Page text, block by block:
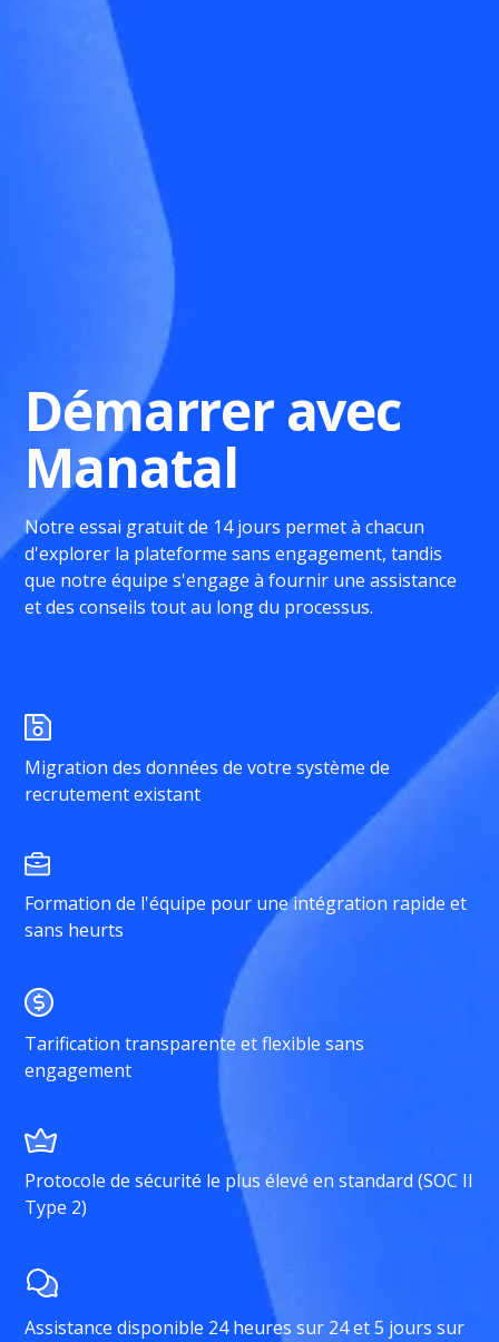
Démarrer avec
Manatal
Notre essai gratuit de 14 jours permet à chacun
d'explorer la plateforme sans engagement, tandis
que notre équipe s'engage à fournir une assistance
et des conseils tout au long du processus.
Migration des données de votre système de
recrutement existant
Formation de l'équipe pour une intégration rapide et
sans heurts
Tarification transparente et flexible sans
engagement
Protocole de sécurité le plus élevé en standard (SOC II
Type 2)
Assistance disponible 24 heures sur 24 et 5 jours sur